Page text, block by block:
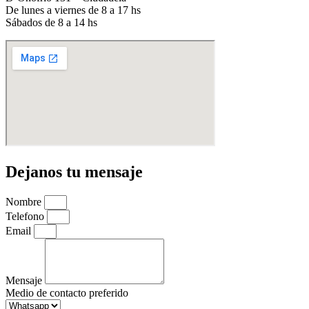
De lunes a viernes de 8 a 17 hs
Sábados de 8 a 14 hs
Dejanos tu mensaje
Nombre
Telefono
Email
Mensaje
Medio de contacto preferido